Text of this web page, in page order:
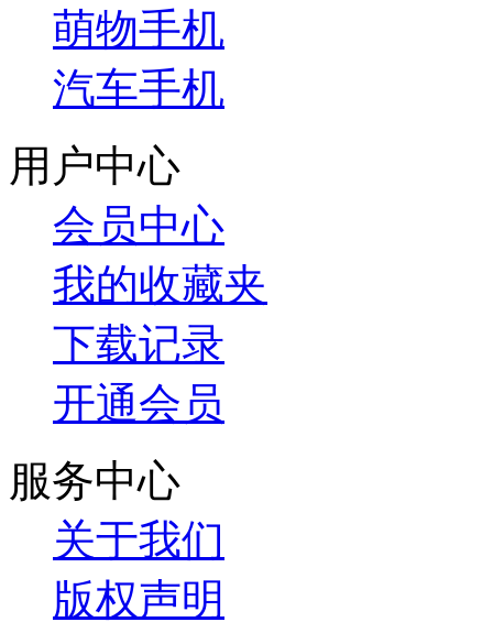
萌物手机
汽车手机
用户中心
会员中心
我的收藏夹
下载记录
开通会员
服务中心
关于我们
版权声明